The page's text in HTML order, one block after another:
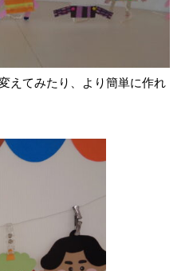
えてみたり、より簡単に作れ